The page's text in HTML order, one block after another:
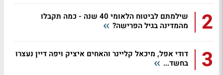
2
שילמתם לביטוח הלאומי 40 שנה - כמה תקבלו
מהמדינה בגיל הפרישה?
3
דודי אפל, מיכאל קליינר והאחים איציק ויפה דיין נעצרו
בחשד...